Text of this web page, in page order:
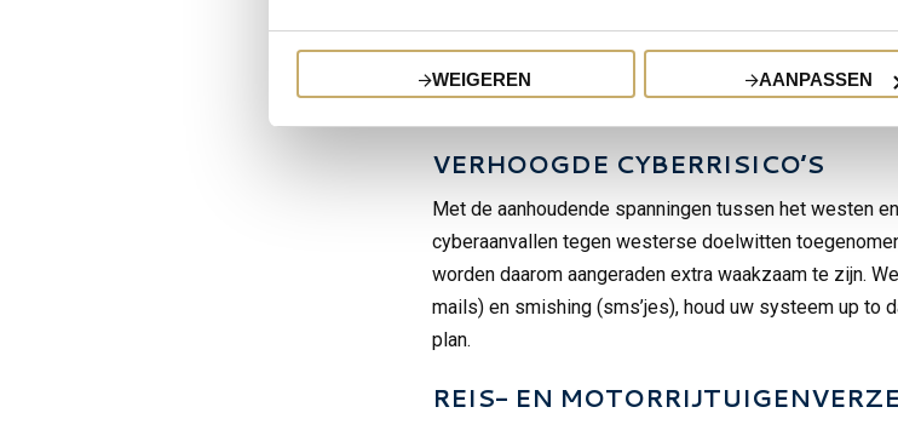
WEIGEREN AANPASSEN
aansprakelijkheidsverzekering. Indien u vluchtelingen
dan verzoeken wij u dit aan ons door te geven. Wij
VERHOOGDE CYBERRISICO’S
Met de aanhoudende spanningen tussen het westen
cyberaanvallen tegen westerse doelwitten
worden daarom aangeraden extra waakzaam te zijn.
mails) en smishing (sms’jes), houd uw systeem up to
plan.
REIS- EN